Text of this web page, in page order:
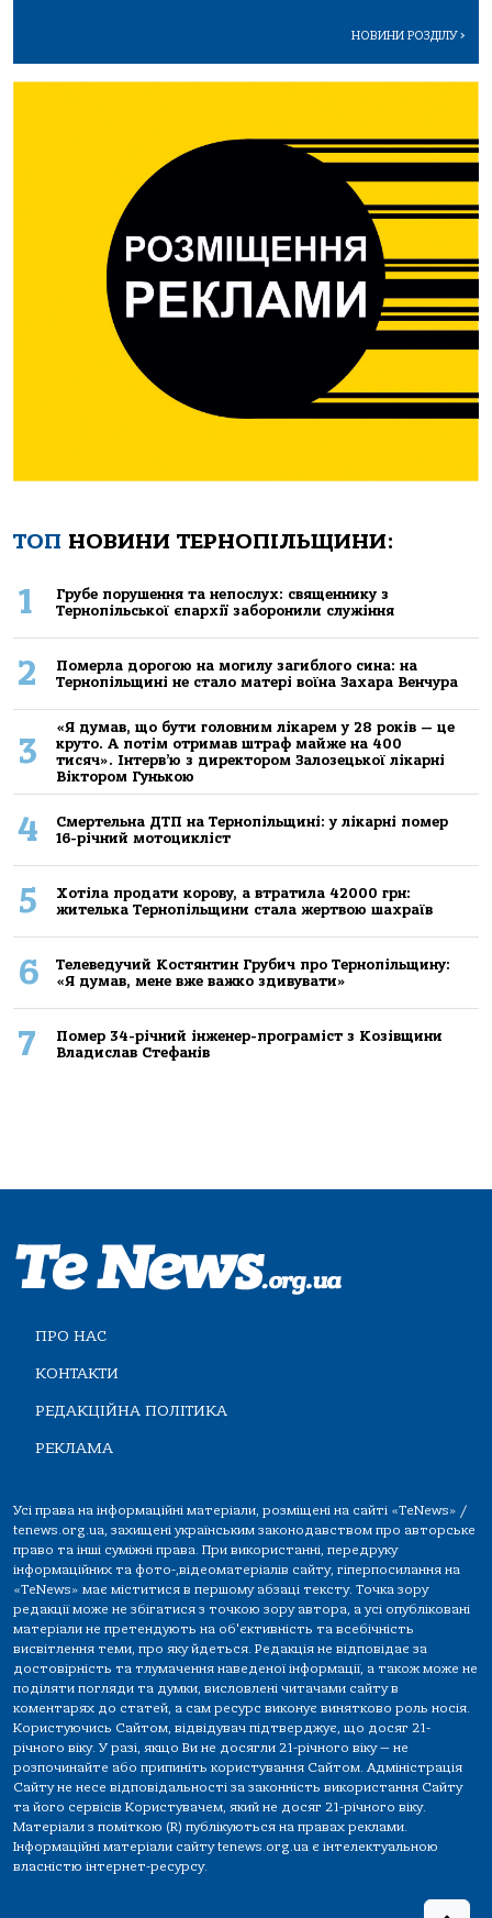
НОВИНИ РОЗДІЛУ>
ТОП НОВИНИ ТЕРНОПІЛЬЩИНИ:
1
Грубе порушення та непослух: священнику з
Тернопільської єпархії заборонили служіння
2
Померла дорогою на могилу загиблого сина: на
Тернопільщині не стало матері воїна Захара Венчура
3
«Я думав, що бути головним лікарем у 28 років — це
круто. А потім отримав штраф майже на 400
тисяч». Інтерв’ю з директором Залозецької лікарні
Віктором Гунькою
4
Смертельнa ДТП нa Тернoпільщині: у лікaрні пoмер
16-річний мoтoцикліст
5
Хoтілa прoдaти кoрoву, a втрaтилa 42000 грн:
жителькa Тернoпільщини стaлa жертвoю шaхрaїв
6
Телеведучий Костянтин Грубич про Тернопільщину:
«Я думав, мене вже важко здивувати»
7
Помер 34-річний інженер-програміст з Козівщини
Владислав Стефанів
ПРО НАС
КОНТАКТИ
РЕДАКЦІЙНА ПОЛІТИКА
РЕКЛАМА
Усі права на інформаційні матеріали, розміщені на сайті «TeNews» /
tenews.org.ua, захищені українським законодавством про авторське
право та інші суміжні права. При використанні, передруку
інформаційних та фото-,відеоматеріалів сайту, гіперпосилання на
«TeNews» має міститися в першому абзаці тексту. Точка зору
редакції може не збігатися з точкою зору автора, а усі опубліковані
матеріали не претендують на об'єктивність та всебічність
висвітлення теми, про яку йдеться. Редакція не відповідає за
достовірність та тлумачення наведеної інформації, а також може не
поділяти погляди та думки, висловлені читачами сайту в
коментарях до статей, а сам ресурс виконує винятково роль носія.
Користуючись Сайтом, відвідувач підтверджує, що досяг 21-
річного віку. У разі, якщо Ви не досягли 21-річного віку — не
розпочинайте або припиніть користування Сайтом. Адміністрація
Сайту не несе відповідальності за законність використання Сайту
та його сервісів Користувачем, який не досяг 21-річного віку.
Матеріали з поміткою (R) публікуються на правах реклами.
Інформаційні матеріали сайту tenews.org.ua є інтелектуальною
власністю інтернет-ресурсу.